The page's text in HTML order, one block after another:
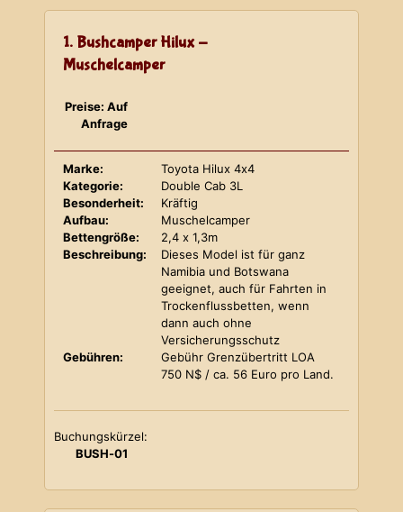
1. Bushcamper Hilux -
Muschelcamper
Preise: Auf
Anfrage
Marke:
Toyota Hilux 4x4
Kategorie:
Double Cab 3L
Besonderheit:
Kräftig
Aufbau:
Muschelcamper
Bettengröße:
2,4 x 1,3m
Beschreibung:
Dieses Model ist für ganz
Namibia und Botswana
geeignet, auch für Fahrten in
Trockenflussbetten, wenn
dann auch ohne
Versicherungsschutz
Gebühren:
Gebühr Grenzübertritt LOA
750 N$ / ca. 56 Euro pro Land.
Buchungskürzel:
BUSH-01